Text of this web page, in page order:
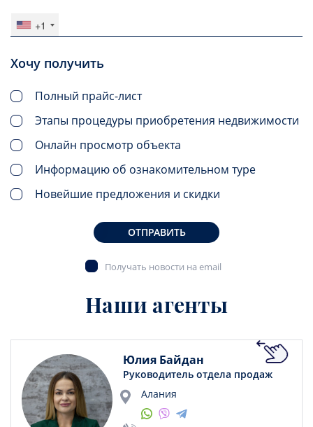
+1
Хочу получить
Полный прайс-лист
Этапы процедуры приобретения недвижимости
Онлайн просмотр объекта
Информацию об ознакомительном туре
Новейшие предложения и скидки
ОТПРАВИТЬ
Получать новости на email
Наши агенты
Юлия Байдан
Руководитель отдела продаж
Алания